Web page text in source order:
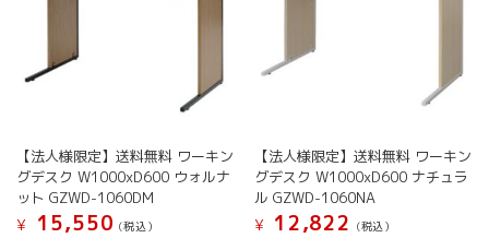
【法人様限定】送料無料 ワーキン
グデスク W1000xD600 ウォルナ
ット GZWD-1060DM
¥
15,550 (税込）
【法人様限定】送料無料 ワーキン
グデスク W1000xD600 ナチュラ
ル GZWD-1060NA
¥
12,822 (税込）